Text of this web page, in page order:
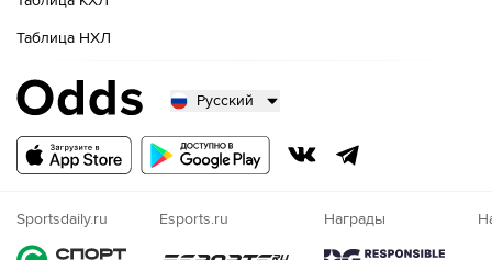
Таблица НХЛ
Русский
Русский
Nigeria
Sportsdaily.ru Esports.ru Награды